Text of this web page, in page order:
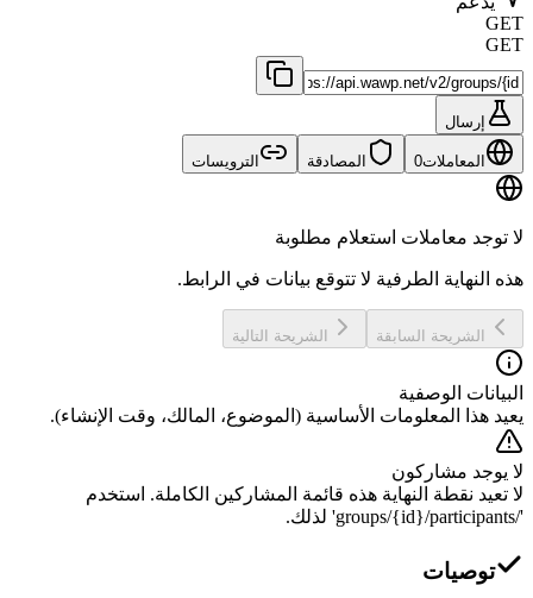
GET
GET
إرسال
المعاملات0 المصادقة الترويسات
لا توجد معاملات استعلام مطلوبة
هذه النهاية الطرفية لا تتوقع بيانات في الرابط.
الشريحة السابقة الشريحة التالية
البيانات الوصفية
يعيد هذا المعلومات الأساسية (الموضوع، المالك، وقت الإنشاء).
لا يوجد مشاركون
لا تعيد نقطة النهاية هذه قائمة المشاركين الكاملة. استخدم
'/groups/{id}/participants' لذلك.
توصيات